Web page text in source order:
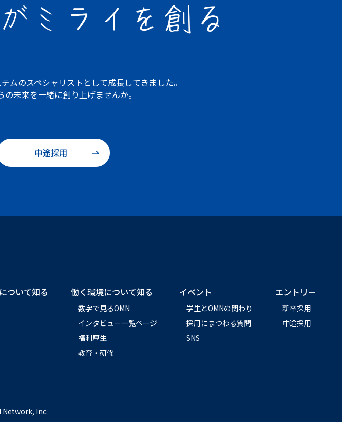
ミライを創る
ムのスペシャリストとして成長してきました。
の未来を一緒に創り上げませんか。
中途採用
ついて知る 働く環境について知る
数字で見るOMN
インタビュー一覧ページ
福利厚生
教育・研修
イベント
学生とOMNの関わり
採用にまつわる質問
SNS
エントリー
新卒採用
中途採用
Inc.